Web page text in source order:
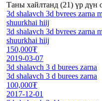
Таны хайлтанд (21) үр дүн
3d shalavch 3d bvrees zarna
shuurkhai hiij
3d shalavch 3d bvrees zarna
shuurkhai hiij
150,000₮
2019-03-07
3d shalavch 3 d burees zarna
3d shalavch 3 d burees zarna
100,000₮
2017-12-01